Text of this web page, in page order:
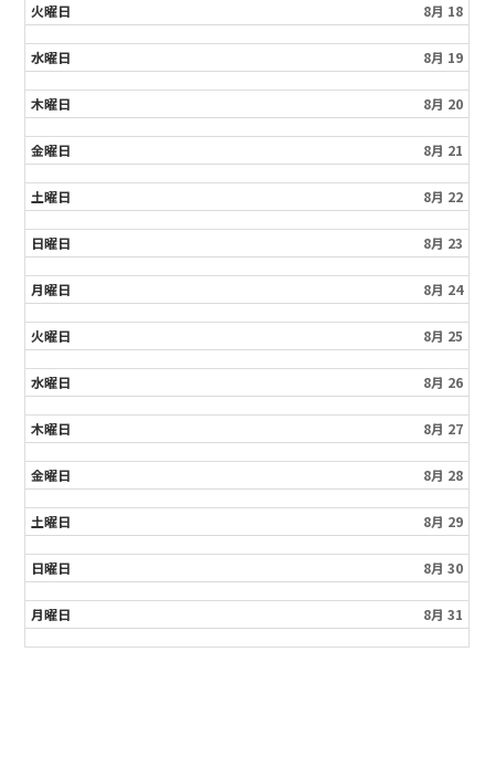
火曜日 8月 18
水曜日 8月 19
木曜日 8月 20
金曜日 8月 21
土曜日 8月 22
日曜日 8月 23
月曜日 8月 24
火曜日 8月 25
水曜日 8月 26
木曜日 8月 27
金曜日 8月 28
土曜日 8月 29
日曜日 8月 30
月曜日 8月 31